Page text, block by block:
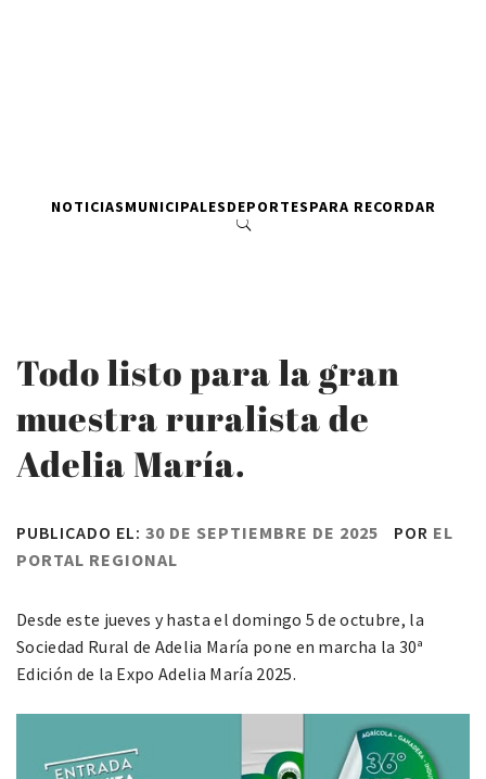
NOTICIASMUNICIPALESDEPORTESPARA RECORDAR
Todo listo para la gran
muestra ruralista de
Adelia María.
PUBLICADO EL: 30 DE SEPTIEMBRE DE 2025 POR EL
PORTAL REGIONAL
Desde este jueves y hasta el domingo 5 de octubre, la
Sociedad Rural de Adelia María pone en marcha la 30ª
Edición de la Expo Adelia María 2025.